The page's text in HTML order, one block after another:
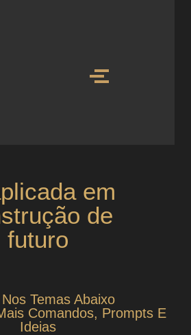
em
de
futuro
Temas Abaixo
Comandos, Prompts E
Ideias